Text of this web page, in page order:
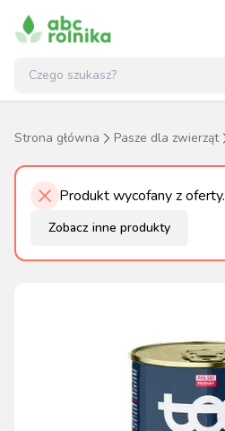
Strona główna Pasze dla zwierząt
Produkt wycofany z oferty.
Zobacz inne produkty